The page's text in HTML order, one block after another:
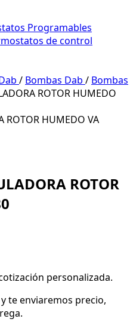
Programables
de control
/ Bombas Dab / Bombas
ROTOR HUMEDO
ROTOR
personalizada.
te enviaremos precio,